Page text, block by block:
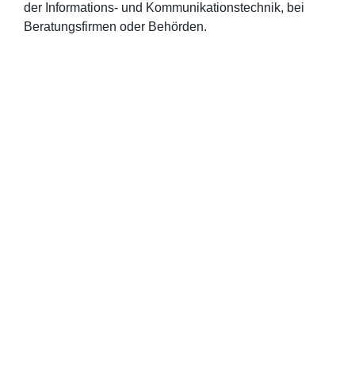
der Informations- und Kommunikationstechnik, bei
Beratungsfirmen oder Behörden.